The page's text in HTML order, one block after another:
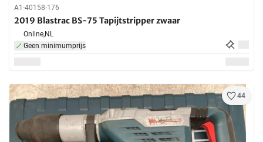
A1-40158-176
2019 Blastrac BS-75 Tapijtstripper zwaar
Online,NL
Geen minimumprijs
44